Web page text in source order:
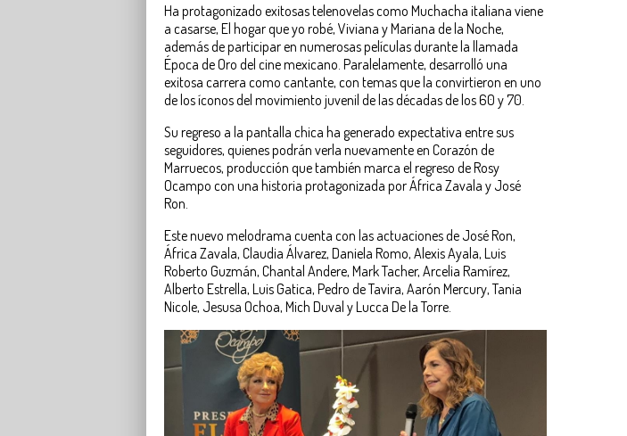
Ha protagonizado exitosas telenovelas como Muchacha italiana viene
a casarse, El hogar que yo robé, Viviana y Mariana de la Noche,
además de participar en numerosas películas durante la llamada
Época de Oro del cine mexicano. Paralelamente, desarrolló una
exitosa carrera como cantante, con temas que la convirtieron en uno
de los íconos del movimiento juvenil de las décadas de los 60 y 70.
Su regreso a la pantalla chica ha generado expectativa entre sus
seguidores, quienes podrán verla nuevamente en Corazón de
Marruecos, producción que también marca el regreso de Rosy
Ocampo con una historia protagonizada por África Zavala y José
Ron.
Este nuevo melodrama cuenta con las actuaciones de José Ron,
África Zavala, Claudia Álvarez, Daniela Romo, Alexis Ayala, Luis
Roberto Guzmán, Chantal Andere, Mark Tacher, Arcelia Ramírez,
Alberto Estrella, Luis Gatica, Pedro de Tavira, Aarón Mercury, Tania
Nicole, Jesusa Ochoa, Mich Duval y Lucca De la Torre.